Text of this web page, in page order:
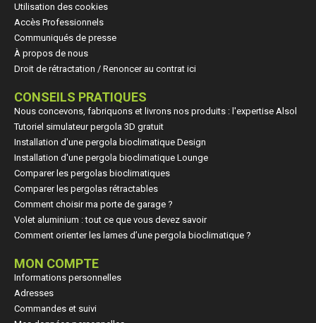
Utilisation des cookies
Accès Professionnels
Communiqués de presse
À propos de nous
Droit de rétractation / Renoncer au contrat ici
CONSEILS PRATIQUES
Nous concevons, fabriquons et livrons nos produits : l'expertise Alsol
Tutoriel simulateur pergola 3D gratuit
Installation d'une pergola bioclimatique Design
Installation d'une pergola bioclimatique Lounge
Comparer les pergolas bioclimatiques
Comparer les pergolas rétractables
Comment choisir ma porte de garage ?
Volet aluminium : tout ce que vous devez savoir
Comment orienter les lames d’une pergola bioclimatique ?
MON COMPTE
Informations personnelles
Adresses
Commandes et suivi